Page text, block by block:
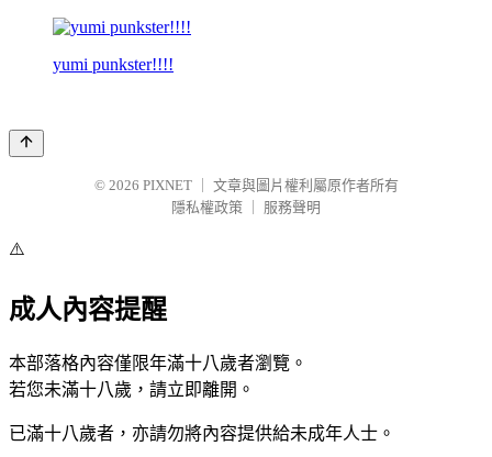
yumi punkster!!!!
© 2026 PIXNET
文章與圖片權利屬原作者所有
隱私權政策
服務聲明
⚠️
成人內容提醒
本部落格內容僅限年滿十八歲者瀏覽。
若您未滿十八歲，請立即離開。
已滿十八歲者，亦請勿將內容提供給未成年人士。